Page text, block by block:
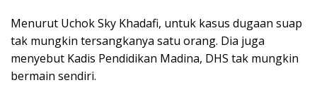
Menurut Uchok Sky Khadafi, untuk kasus dugaan suap
tak mungkin tersangkanya satu orang. Dia juga
menyebut Kadis Pendidikan Madina, DHS tak mungkin
bermain sendiri.